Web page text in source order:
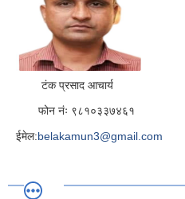
टंक प्रसाद आचार्य
फोन नंः ९८१०३३७४६१
ईमेल:belakamun3@gmail.com